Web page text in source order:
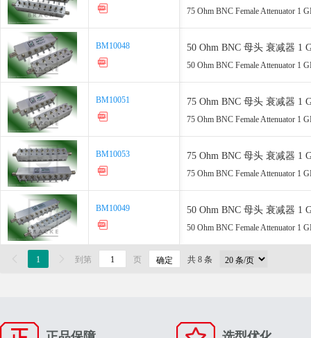
75 Ohm BNC Female Attenuator 1
BM10048 50 Ohm BNC 母头 衰减器 1
50 Ohm BNC Female Attenuator 1
BM10051 75 Ohm BNC 母头 衰减器 1
75 Ohm BNC Female Attenuator 1
BM10053 75 Ohm BNC 母头 衰减器 1
75 Ohm BNC Female Attenuator 1
BM10049 50 Ohm BNC 母头 衰减器 1
50 Ohm BNC Female Attenuator 1
BM10048
BM10051
BM10053
BM10049
1 到第 页 确定 共 8 条